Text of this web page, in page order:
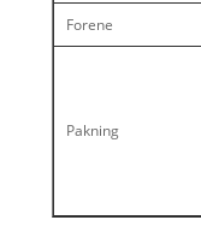
Forene
Pakning